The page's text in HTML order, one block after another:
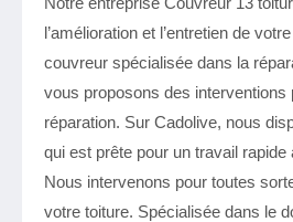
l’amélioration et l’entretien de
couvreur spécialisée dans la
vous proposons des interventions
réparation. Sur Cadolive, nous
qui est prête pour un travail rapide
Nous intervenons pour toutes
votre toiture. Spécialisée dans le